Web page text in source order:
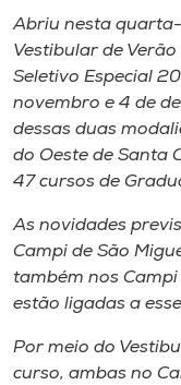
Selecione
o idioma
A-
Abriu nesta
Vestibular de
Seletivo Especial
novembro e 4 de
dessas duas
do Oeste de Santa
47 cursos de
As novidades
Campi de São
também nos Campi
estão ligadas a
Por meio do
curso, ambas no